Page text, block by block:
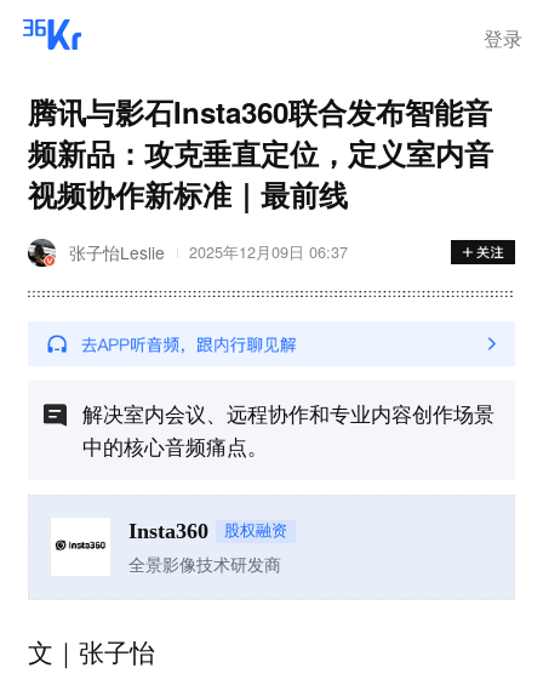
登录
腾讯与影石Insta360联合发布智能音
频新品：攻克垂直定位，定义室内音
视频协作新标准｜最前线
张子怡Leslie 2025年12月09日 06:37
解决室内会议、远程协作和专业内容创作场景
中的核心音频痛点。
Insta360 股权融资
全景影像技术研发商
文｜张子怡